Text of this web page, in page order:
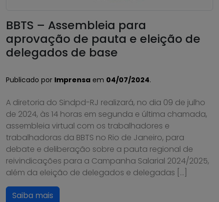
BBTS – Assembleia para
aprovação de pauta e eleição de
delegados de base
Publicado por Imprensa em 04/07/2024.
A diretoria do Sindpd-RJ realizará, no dia 09 de julho
de 2024, às 14 horas em segunda e última chamada,
assembleia virtual com os trabalhadores e
trabalhadoras da BBTS no Rio de Janeiro, para
debate e deliberação sobre a pauta regional de
reivindicações para a Campanha Salarial 2024/2025,
além da eleição de delegados e delegadas […]
Saiba mais